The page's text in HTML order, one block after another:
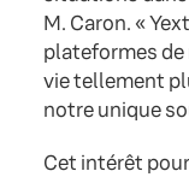
M. Caron. «
plateformes de
vie tellement
notre unique
Cet intérêt